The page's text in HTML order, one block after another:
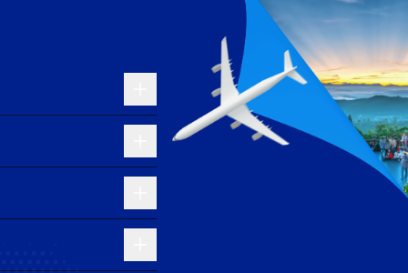
trí đa dạng và suất ăn chất lượng, Emirates là lựa
cấp dịch vụ chuyên nghiệp, phù hợp cho những ai
hoạt và dịch vụ tiện ích, giúp hành trình trở nên
gia, Vietnam Airlines mang đến sự kết hợp giữa